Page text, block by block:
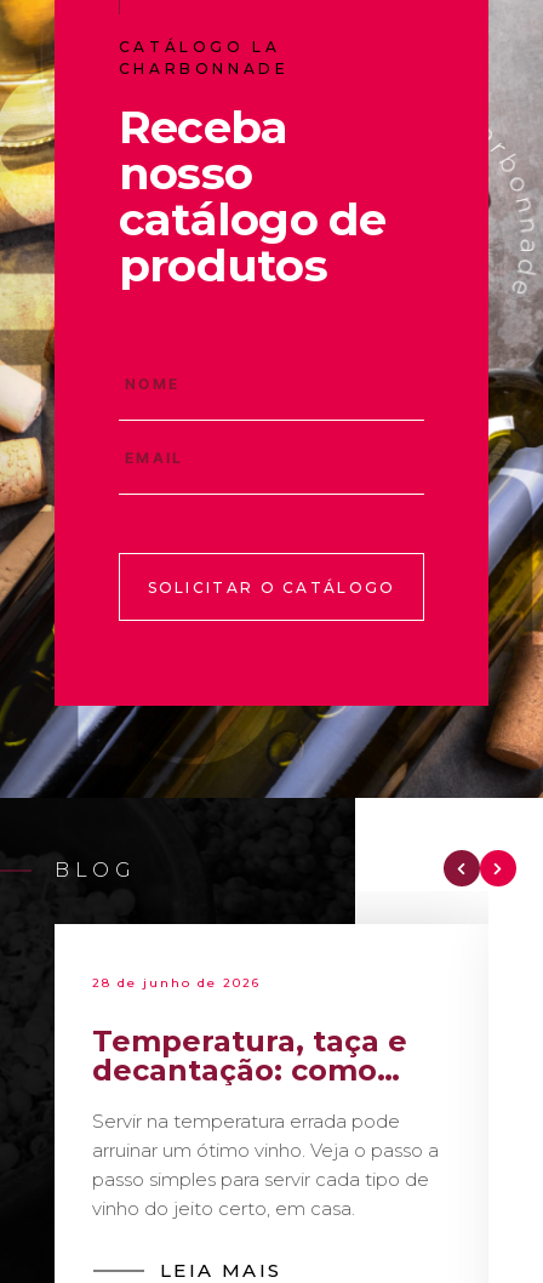
CATÁLOGO LA
CHARBONNADE
Receba
nosso
catálogo de
produtos
SOLICITAR O CATÁLOGO
BLOG
28 de junho de 2026
Temperatura, taça e
decantação: como
sommelier
Servir na temperatura errada pode
arruinar um ótimo vinho. Veja o passo a
passo simples para servir cada tipo de
vinho do jeito certo, em casa.
LEIA MAIS